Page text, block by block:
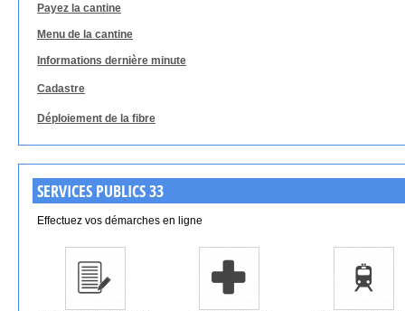
Payez la cantine
Menu de la cantine
Informations dernière minute
Cadastre
Déploiement de la fibre
SERVICES PUBLICS 33
Effectuez vos démarches en ligne